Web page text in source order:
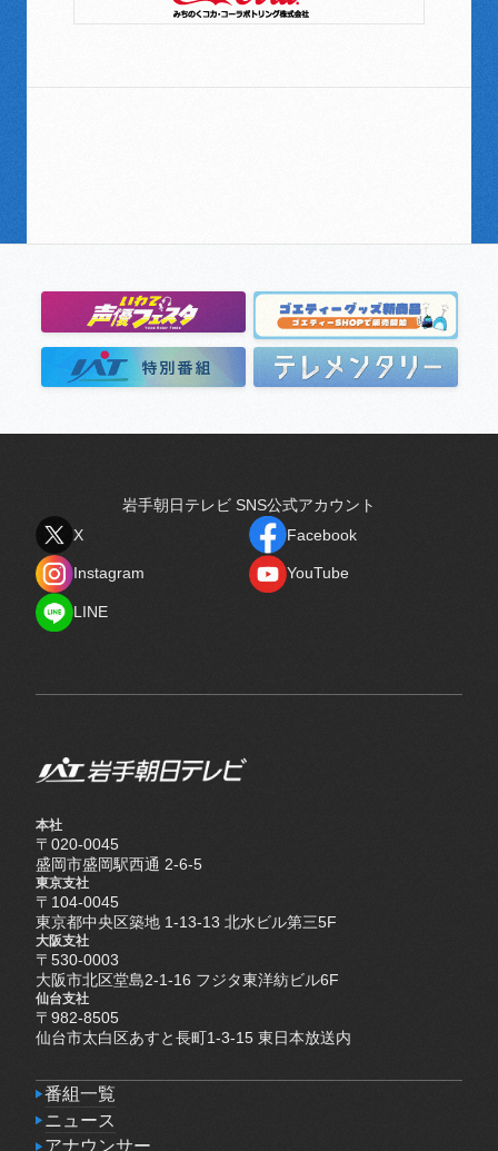
岩手朝日テレビ SNS公式アカウント
X
Facebook
Instagram
YouTube
LINE
本社
〒020-0045
盛岡市盛岡駅西通 2-6-5
東京支社
〒104-0045
東京都中央区築地 1-13-13 北水ビル第三5F
大阪支社
〒530-0003
大阪市北区堂島2-1-16 フジタ東洋紡ビル6F
仙台支社
〒982-8505
仙台市太白区あすと長町1-3-15 東日本放送内
番組一覧
番組一覧
ニュース
ニュース
アナウンサー